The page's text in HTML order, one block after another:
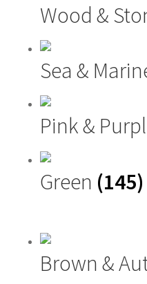
Wood &
Sea &
Pink &
Green (145)
Brown &